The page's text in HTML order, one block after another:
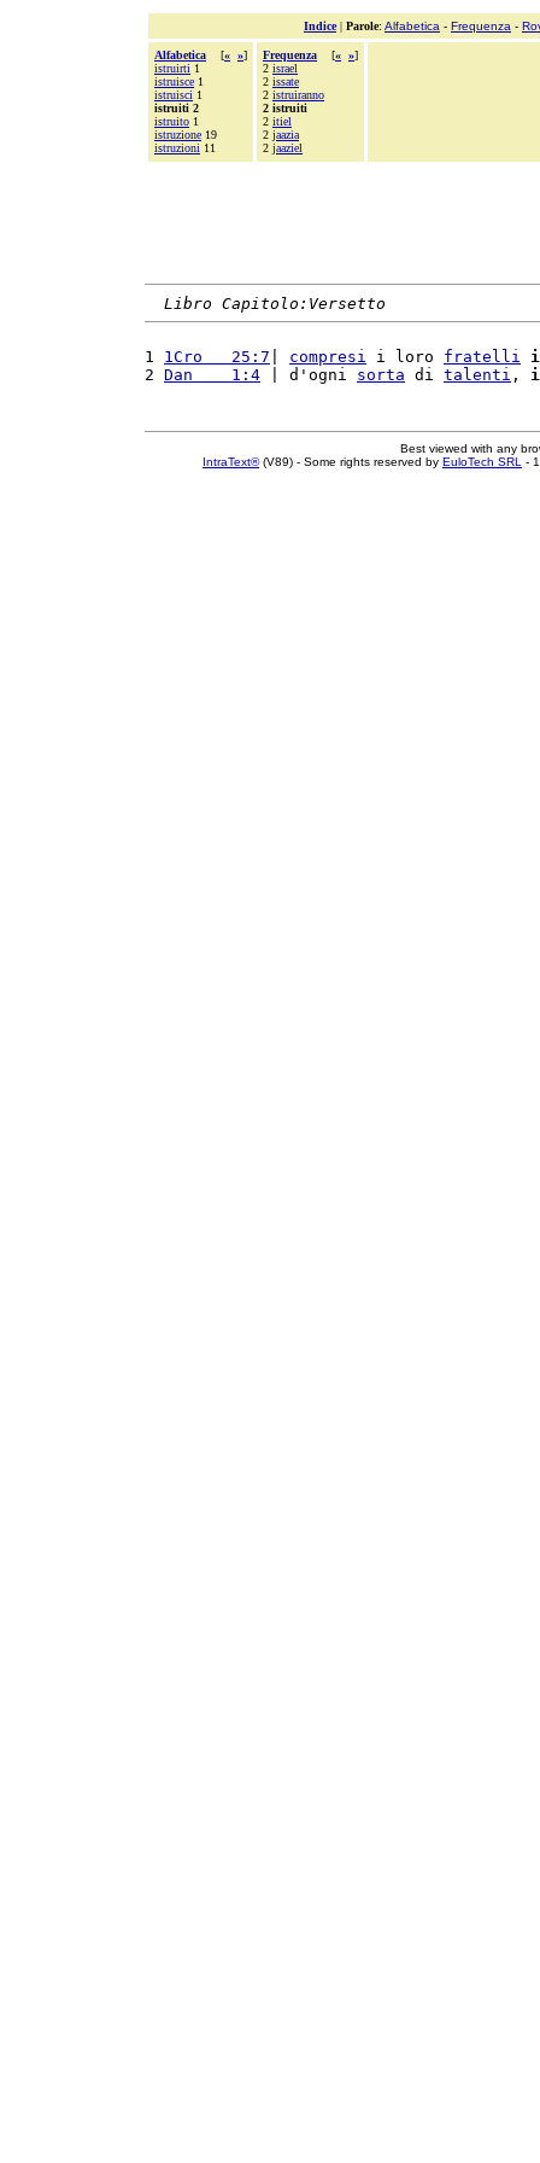
Indice| Parole: Alfabetica - Frequenza -
Alfabetica [« »]
istruirti 1
istruisce 1
istruisci 1
istruiti 2
istruito 1
istruzione 19
istruzioni 11
Frequenza [« »]
2 israel
2 issate
2 istruiranno
2 istruiti
2 itiel
2 jaazia
2 jaaziel
Libro Capitolo:Versetto
1 1Cro   25:7 compresi i loro fratelli
2 Dan    1:4 | d'ogni sorta di talenti ,
Best viewed with any
IntraText®(V89) - Some rights reserved by EuloTech SRL -